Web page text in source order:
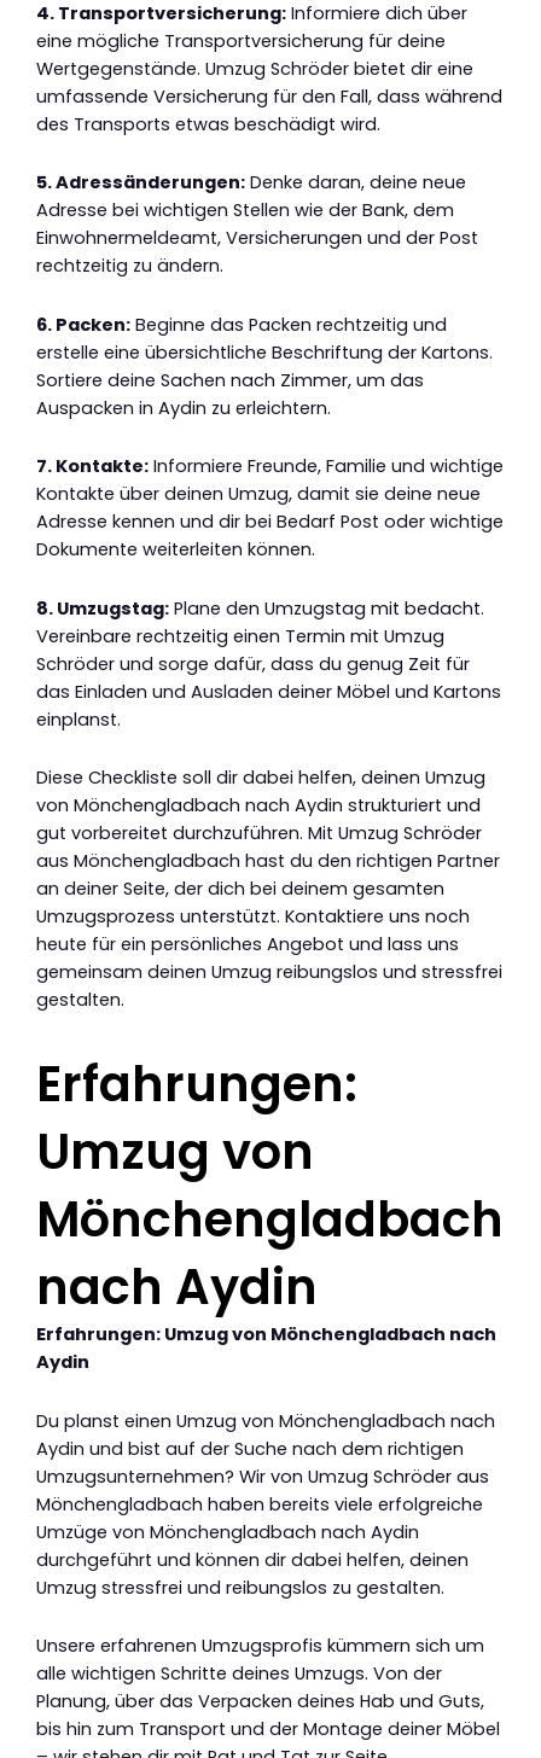
4. Transportversicherung: Informiere dich über
eine mögliche Transportversicherung für deine
Wertgegenstände. Umzug Schröder bietet dir eine
umfassende Versicherung für den Fall, dass während
des Transports etwas beschädigt wird.
5. Adressänderungen: Denke daran, deine neue
Adresse bei wichtigen Stellen wie der Bank, dem
Einwohnermeldeamt, Versicherungen und der Post
rechtzeitig zu ändern.
6. Packen: Beginne das Packen rechtzeitig und
erstelle eine übersichtliche Beschriftung der Kartons.
Sortiere deine Sachen nach Zimmer, um das
Auspacken in Aydin zu erleichtern.
7. Kontakte: Informiere Freunde, Familie und wichtige
Kontakte über deinen Umzug, damit sie deine neue
Adresse kennen und dir bei Bedarf Post oder wichtige
Dokumente weiterleiten können.
8. Umzugstag: Plane den Umzugstag mit bedacht.
Vereinbare rechtzeitig einen Termin mit Umzug
Schröder und sorge dafür, dass du genug Zeit für
das Einladen und Ausladen deiner Möbel und Kartons
einplanst.
Diese Checkliste soll dir dabei helfen, deinen Umzug
von Mönchengladbach nach Aydin strukturiert und
gut vorbereitet durchzuführen. Mit Umzug Schröder
aus Mönchengladbach hast du den richtigen Partner
an deiner Seite, der dich bei deinem gesamten
Umzugsprozess unterstützt. Kontaktiere uns noch
heute für ein persönliches Angebot und lass uns
gemeinsam deinen Umzug reibungslos und stressfrei
gestalten.
Erfahrungen:
Umzug von
Mönchengladbach
nach Aydin
Erfahrungen: Umzug von Mönchengladbach nach
Aydin
Du planst einen Umzug von Mönchengladbach nach
Aydin und bist auf der Suche nach dem richtigen
Umzugsunternehmen? Wir von Umzug Schröder aus
Mönchengladbach haben bereits viele erfolgreiche
Umzüge von Mönchengladbach nach Aydin
durchgeführt und können dir dabei helfen, deinen
Umzug stressfrei und reibungslos zu gestalten.
Unsere erfahrenen Umzugsprofis kümmern sich um
alle wichtigen Schritte deines Umzugs. Von der
Planung, über das Verpacken deines Hab und Guts,
bis hin zum Transport und der Montage deiner Möbel